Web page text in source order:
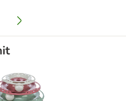
SESpielturm Kunststoff